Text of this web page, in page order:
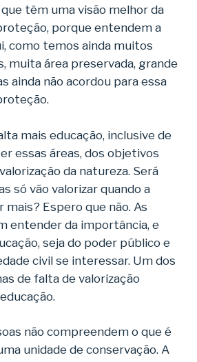
têm uma visão melhor da
porque entendem a
como temos ainda muitos
muita área preservada, grande
ainda não acordou para essa
mais educação, inclusive de
essas áreas, dos objetivos
da natureza. Será
só vão valorizar quando a
Espero que não. As
entender da importância, e
seja do poder público e
civil se interessar. Um dos
de falta de valorização
não compreendem o que é
unidade de conservação. A